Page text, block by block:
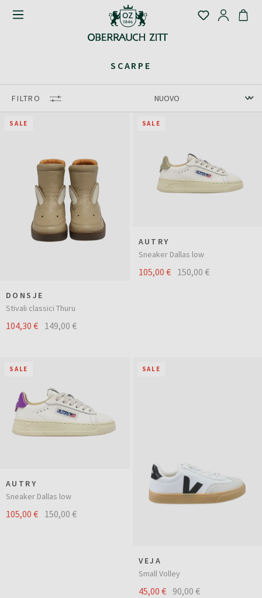
SCARPE
FILTRO
SALE
DONSJE
Stivali classici Thuru
104,30 € 149,00 €
SALE
AUTRY
Sneaker Dallas low
105,00 € 150,00 €
SALE
AUTRY
Sneaker Dallas low
105,00 € 150,00 €
SALE
VEJA
Small Volley
45,00 € 90,00 €